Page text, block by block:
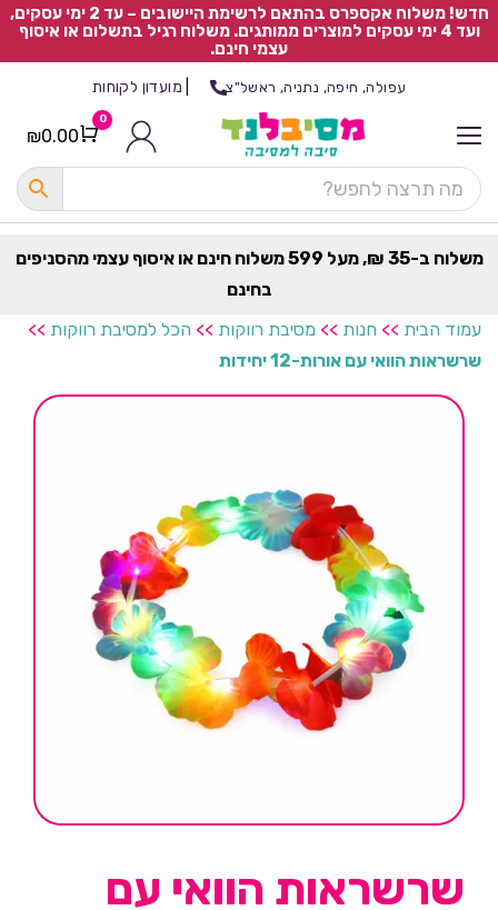
חדש! משלוח אקספרס בהתאם לרשימת היישובים – עד 2 ימי עסקים,
ועד 4 ימי עסקים למוצרים ממותגים. משלוח רגיל בתשלום או איסוף
עצמי חינם.
עפולה, חיפה, נתניה, ראשל"צ מועדון לקוחות
Cart
0
₪0.00
משלוח ב-35 ₪, מעל 599 משלוח חינם או איסוף עצמי מהסניפים
בחינם
עמוד הבית >> חנות >> מסיבת רווקות >> הכל למסיבת רווקות >>
שרשראות הוואי עם אורות-12 יחידות
שרשראות הוואי עם